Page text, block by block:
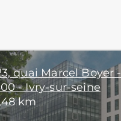
quai Marcel Boyer -
- Ivry-sur-seine
km